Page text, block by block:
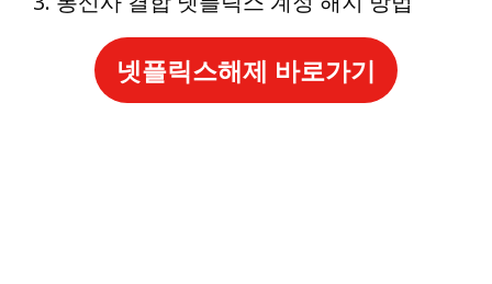
넷플릭스해제 바로가기